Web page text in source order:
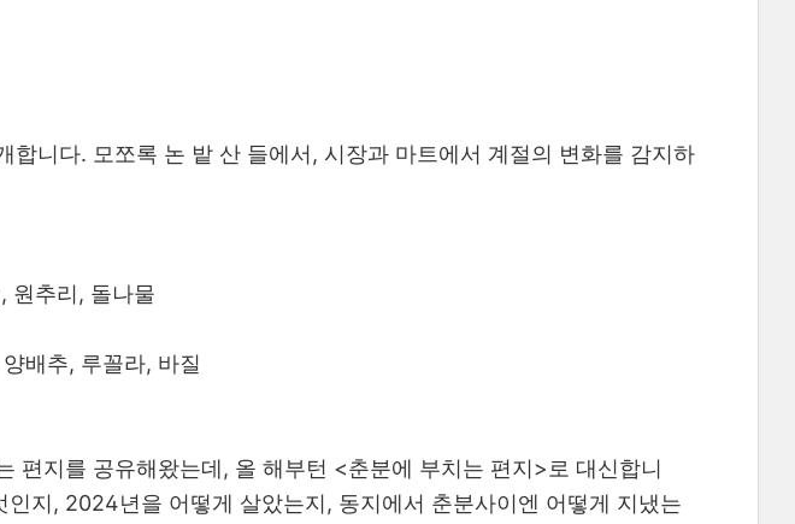
합니다. 모쪼록 논 밭 산 들에서, 시장과 마트에서 계절의 변화를 감지하
원추리, 돌나물
배추, 루꼴라, 바질
편지를 공유해왔는데, 올 해부턴 <춘분에 부치는 편지>로 대신합니
지, 2024년을 어떻게 살았는지, 동지에서 춘분사이엔 어떻게 지냈는